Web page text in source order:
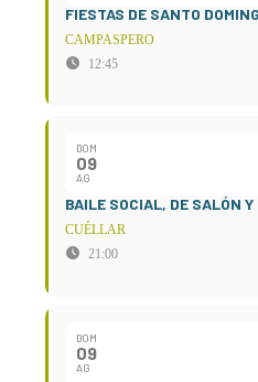
FIESTAS DE SANTO
CAMPASPERO
12:45
DOM
09
AG
BAILE SOCIAL, DE SALÓN
CUÉLLAR
21:00
DOM
09
AG